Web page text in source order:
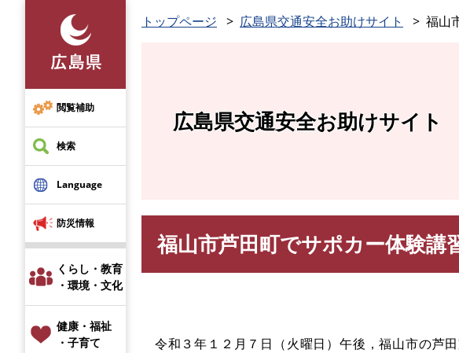
先
頭
で
す
閲覧補助
検索
Language
防災情報
くらし・教育
・環境・文化
健康・福祉
・子育て
トップページ 広島県交通安全お助けサイト 福山
広島県交通安全お助けサイト
福山市芦田町でサポカー体験講
令和３年１２月７日（火曜日）午後，福山市の芦